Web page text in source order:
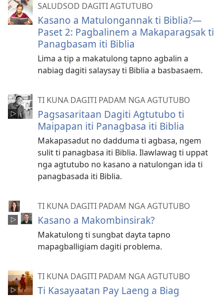
SALUDSOD DAGITI AGTUTUBO
Kasano a Matulongannak ti Biblia?—
Paset 2: Pagbalinem a Makaparagsak ti
Panagbasam iti Biblia
Lima a tip a makatulong tapno agbalin a
nabiag dagiti salaysay ti Biblia a basbasaem.
TI KUNA DAGITI PADAM NGA AGTUTUBO
Pagsasaritaan Dagiti Agtutubo ti
Maipapan iti Panagbasa iti Biblia
Makapasadut no dadduma ti agbasa, ngem
sulit ti panagbasa iti Biblia. Ilawlawag ti uppat
nga agtutubo no kasano a natulongan ida ti
panagbasada iti Biblia.
TI KUNA DAGITI PADAM NGA AGTUTUBO
Kasano a Makombinsirak?
Makatulong ti sungbat dayta tapno
mapagballigiam dagiti problema.
TI KUNA DAGITI PADAM NGA AGTUTUBO
Ti Kasayaatan Pay Laeng a Biag